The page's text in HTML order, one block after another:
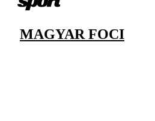
MAGYAR FOCI